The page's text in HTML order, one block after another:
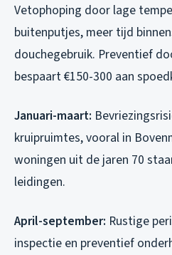
Vetophoping door lage
buitenputjes, meer tijd
douchegebruik. Preventief
bespaart €150-300 aan
Januari-maart:
kruipruimtes, vooral in
woningen uit de jaren 70
leidingen.
April-september: Rustige
inspectie en preventief